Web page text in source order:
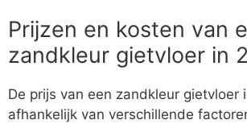
Prijzen en kosten van
zandkleur gietvloer in
De prijs van een zandkleur gietvloer
afhankelijk van verschillende